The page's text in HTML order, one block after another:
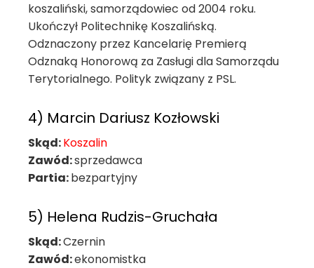
koszaliński, samorządowiec od 2004 roku.
Ukończył Politechnikę Koszalińską.
Odznaczony przez Kancelarię Premierą
Odznaką Honorową za Zasługi dla Samorządu
Terytorialnego. Polityk związany z PSL.
4) Marcin Dariusz Kozłowski
Skąd:Koszalin
Zawód:sprzedawca
Partia:bezpartyjny
5) Helena Rudzis-Gruchała
Skąd:Czernin
Zawód:ekonomistka